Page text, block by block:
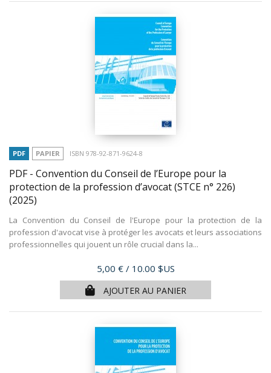
PDF PAPIER ISBN 978-92-871-9624-8
PDF - Convention du Conseil de l’Europe pour la
protection de la profession d’avocat (STCE n° 226)
(2025)
La Convention du Conseil de l'Europe pour la protection de la
profession d'avocat vise à protéger les avocats et leurs associations
professionnelles qui jouent un rôle crucial dans la...
Prix
5,00 € / 10.00 $US
AJOUTER AU PANIER